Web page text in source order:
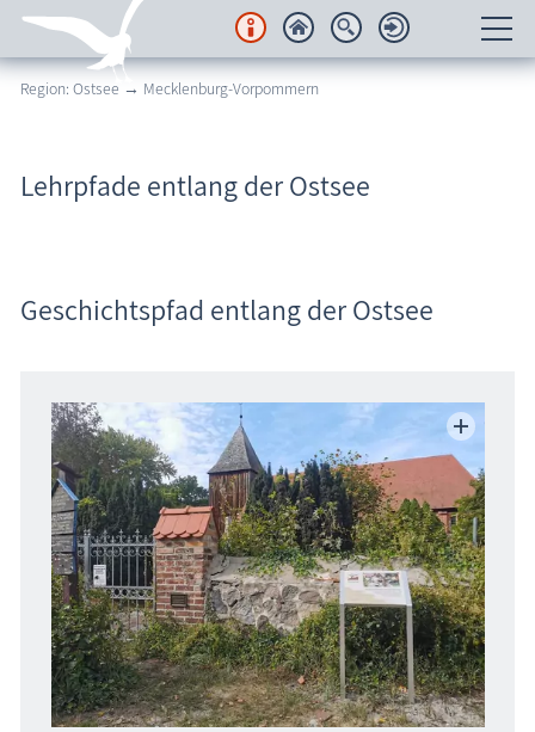
Unterkünfte
Wissenswertes
Veranstaltungen
Blog
Region: Ostsee → Mecklenburg-Vorpommern
Lehrpfade entlang der Ostsee
Geschichtspfad entlang der Ostsee